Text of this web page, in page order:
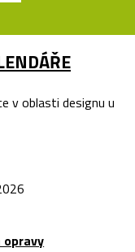
v oblasti designu u